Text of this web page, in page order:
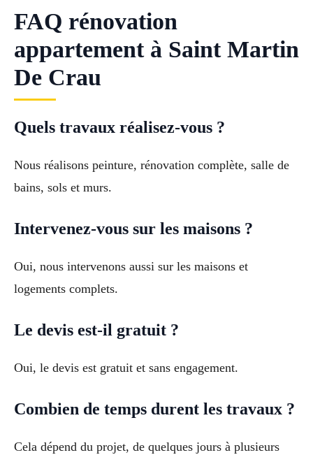
FAQ rénovation
appartement à Saint Martin
De Crau
Quels travaux réalisez-vous ?
Nous réalisons peinture, rénovation complète, salle de
bains, sols et murs.
Intervenez-vous sur les maisons ?
Oui, nous intervenons aussi sur les maisons et
logements complets.
Le devis est-il gratuit ?
Oui, le devis est gratuit et sans engagement.
Combien de temps durent les travaux ?
Cela dépend du projet, de quelques jours à plusieurs